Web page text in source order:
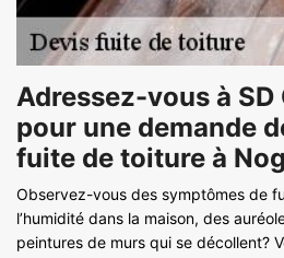
Adressez-vous à SD
pour une demande
fuite de toiture à
Observez-vous des symptômes de
l’humidité dans la maison, des
peintures de murs qui se décollent?